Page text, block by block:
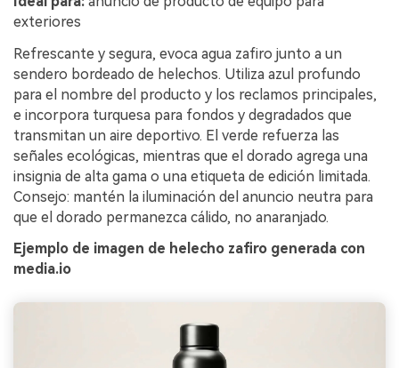
exteriores
Refrescante y segura, evoca agua zafiro junto a un
sendero bordeado de helechos. Utiliza azul profundo
para el nombre del producto y los reclamos principales,
e incorpora turquesa para fondos y degradados que
transmitan un aire deportivo. El verde refuerza las
señales ecológicas, mientras que el dorado agrega una
insignia de alta gama o una etiqueta de edición limitada.
Consejo: mantén la iluminación del anuncio neutra para
que el dorado permanezca cálido, no anaranjado.
Ejemplo de imagen de helecho zafiro generada con
media.io